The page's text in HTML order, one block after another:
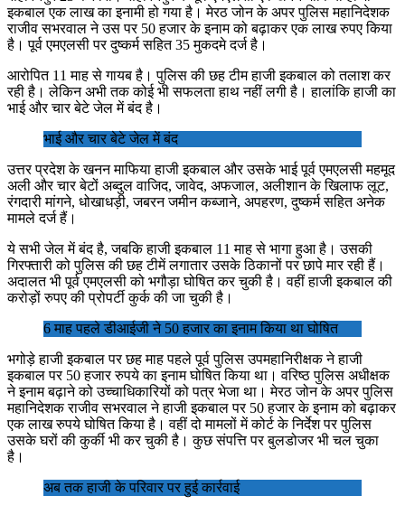
इकबाल एक लाख का इनामी हो गया है। मेरठ जोन के अपर पुलिस महानिदेशक
राजीव सभरवाल ने उस पर 50 हजार के इनाम को बढ़ाकर एक लाख रुपए किया
है। पूर्व एमएलसी पर दुष्कर्म सहित 35 मुकदमे दर्ज है।
आरोपित 11 माह से गायब है। पुलिस की छह टीम हाजी इकबाल को तलाश कर
रही है। लेकिन अभी तक कोई भी सफलता हाथ नहीं लगी है। हालांकि हाजी का
भाई और चार बेटे जेल में बंद है।
भाई और चार बेटे जेल में बंद
उत्तर प्रदेश के खनन माफिया हाजी इकबाल और उसके भाई पूर्व एमएलसी महमूद
अली और चार बेटों अब्दुल वाजिद, जावेद, अफजाल, अलीशान के खिलाफ लूट,
रंगदारी मांगने, धोखाधड़ी, जबरन जमीन कब्जाने, अपहरण, दुष्कर्म सहित अनेक
मामले दर्ज हैं।
ये सभी जेल में बंद है, जबकि हाजी इकबाल 11 माह से भागा हुआ है। उसकी
गिरफ्तारी को पुलिस की छह टीमें लगातार उसके ठिकानों पर छापे मार रही हैं।
अदालत भी पूर्व एमएलसी को भगौड़ा घोषित कर चुकी है। वहीं हाजी इकबाल की
करोड़ों रुपए की प्रोपर्टी कुर्क की जा चुकी है।
6 माह पहले डीआईजी ने 50 हजार का इनाम किया था घोषित
भगोड़े हाजी इकबाल पर छह माह पहले पूर्व पुलिस उपमहानिरीक्षक ने हाजी
इकबाल पर 50 हजार रुपये का इनाम घोषित किया था। वरिष्ठ पुलिस अधीक्षक
ने इनाम बढ़ाने को उच्चाधिकारियों को पत्र भेजा था। मेरठ जोन के अपर पुलिस
महानिदेशक राजीव सभरवाल ने हाजी इकबाल पर 50 हजार के इनाम को बढ़ाकर
एक लाख रुपये घोषित किया है। वहीं दो मामलों में कोर्ट के निर्देश पर पुलिस
उसके घरों की कुर्की भी कर चुकी है। कुछ संपत्ति पर बुलडोजर भी चल चुका
है।
अब तक हाजी के परिवार पर हुई कार्रवाई